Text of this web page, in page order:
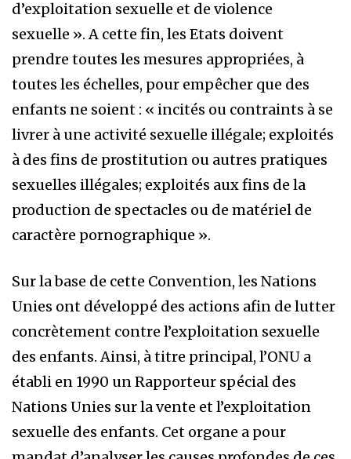
d’exploitation sexuelle et de violence
sexuelle ». A cette fin, les Etats doivent
prendre toutes les mesures appropriées, à
toutes les échelles, pour empêcher que des
enfants ne soient : « incités ou contraints à se
livrer à une activité sexuelle illégale; exploités
à des fins de prostitution ou autres pratiques
sexuelles illégales; exploités aux fins de la
production de spectacles ou de matériel de
caractère pornographique ».
Sur la base de cette Convention, les Nations
Unies ont développé des actions afin de lutter
concrètement contre l’exploitation sexuelle
des enfants. Ainsi, à titre principal, l’ONU a
établi en 1990 un Rapporteur spécial des
Nations Unies sur la vente et l’exploitation
sexuelle des enfants. Cet organe a pour